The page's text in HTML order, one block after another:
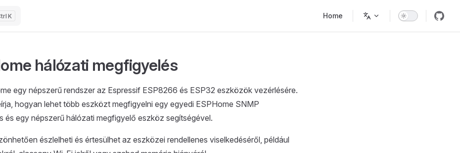
K Home
hálózati megfigyelés
egy népszerű rendszer az Espressif ESP8266 és ESP32 eszközök vezérlésére.
hogyan lehet több eszközt megfigyelni egy egyedi ESPHome SNMP
és egy népszerű hálózati megfigyelő eszköz segítségével.
észlelheti és értesülhet az eszközei rendellenes viselkedéséről, például